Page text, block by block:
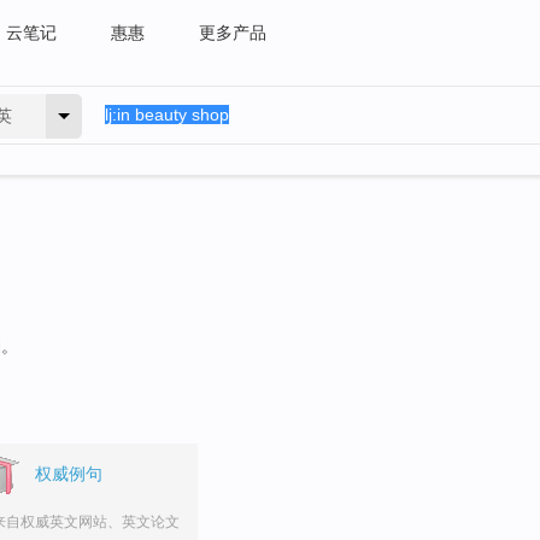
云笔记 惠惠 更多产品
权威例句
自权威英文网站、英文论文